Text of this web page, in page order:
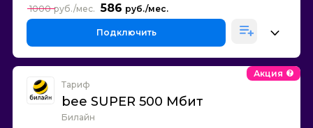
586
1000
Подключить
Тариф
bee SUPER 500 Мбит
Билайн
Акция